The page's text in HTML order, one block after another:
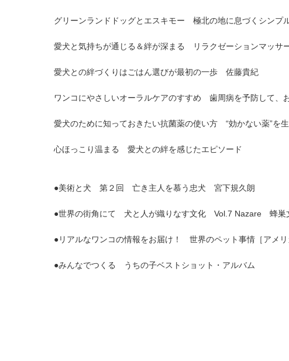
グリーンランドドッグとエスキモー 極北の地に息づくシン
愛犬と気持ちが通じる＆絆が深まる リラクゼーションマッ
愛犬との絆づくりはごはん選びが最初の一歩 佐藤貴紀
ワンコにやさしいオーラルケアのすすめ 歯周病を予防して
愛犬のために知っておきたい抗菌薬の使い方 “効かない薬”を
心ほっこり温まる 愛犬との絆を感じたエピソード
●美術と犬 第２回 亡き主人を慕う忠犬 宮下規久朗
●世界の街角にて 犬と人が織りなす文化 Vol.7 Nazare 蜂巣
●リアルなワンコの情報をお届け！ 世界のペット事情［アメ
●みんなでつくる うちの子ベストショット・アルバム